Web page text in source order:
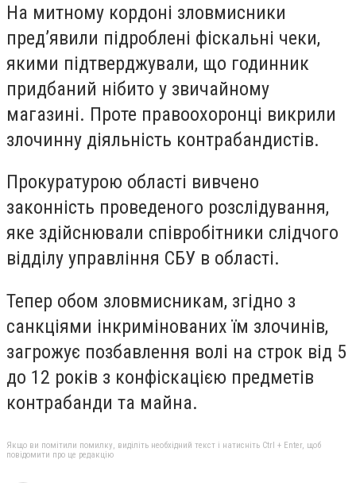
На митному кордоні зловмисники
пред’явили підроблені фіскальні чеки,
якими підтверджували, що годинник
придбаний нібито у звичайному
магазині. Проте правоохоронці викрили
злочинну діяльність контрабандистів.
Прокуратурою області вивчено
законність проведеного розслідування,
яке здійснювали співробітники слідчого
відділу управління СБУ в області.
Тепер обом зловмисникам, згідно з
санкціями інкримінованих їм злочинів,
загрожує позбавлення волі на строк від 5
до 12 років з конфіскацією предметів
контрабанди та майна.
Якщо ви помітили помилку, виділіть необхідний текст і натисніть Ctrl + Enter, щоб
повідомити про це редакцію